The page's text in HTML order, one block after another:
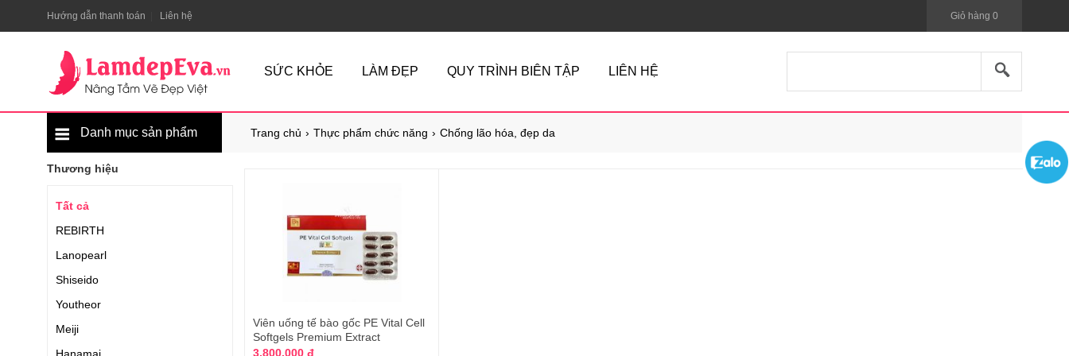
Hướng dẫn thanh toán Liên hệ Giỏ hàng 0
SỨC KHỎE LÀM ĐẸP QUY TRÌNH BIÊN TẬP LIÊN HỆ
Trang chủ Thực phẩm chức năng Chống lão hóa, đẹp da
Danh mục sản phẩm
Thương hiệu
Tất cả
REBIRTH
Lanopearl
Shiseido
Youtheor
Meiji
Viên uống tế bào gốc PE Vital Cell
Softgels Premium Extract
3.800.000 đ